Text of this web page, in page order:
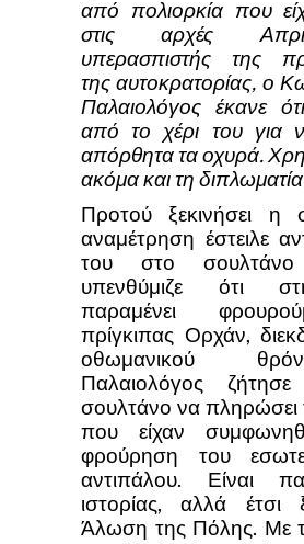
από πολιορκία που
στις αρχές
υπερασπιστής της
της αυτοκρατορίας, ο
Παλαιολόγος έκανε
από το χέρι του για
απόρθητα τα οχυρά.
ακόμα και τη
Προτού ξεκινήσει η
αναμέτρηση έστειλε
του στο
υπενθύμιζε ότι
παραμένει
πρίγκιπας Ορχάν,
οθωμανικού
Παλαιολόγος
σουλτάνο να πληρώσει
που είχαν
φρούρηση του
αντιπάλου. Είναι
ιστορίας, αλλά έτσι
Άλωση της Πόλης. Με